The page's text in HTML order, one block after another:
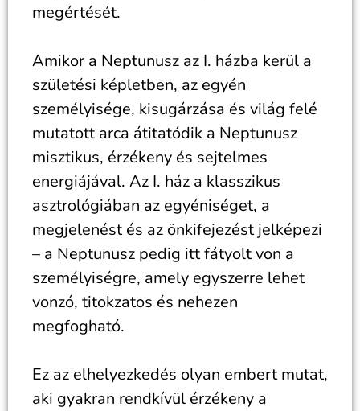
megértését.
Amikor a Neptunusz az I. házba kerül a
születési képletben, az egyén
személyisége, kisugárzása és világ felé
mutatott arca átitatódik a Neptunusz
misztikus, érzékeny és sejtelmes
energiájával. Az I. ház a klasszikus
asztrológiában az egyéniséget, a
megjelenést és az önkifejezést jelképezi
– a Neptunusz pedig itt fátyolt von a
személyiségre, amely egyszerre lehet
vonzó, titokzatos és nehezen
megfogható.
Ez az elhelyezkedés olyan embert mutat,
aki gyakran rendkívül érzékeny a